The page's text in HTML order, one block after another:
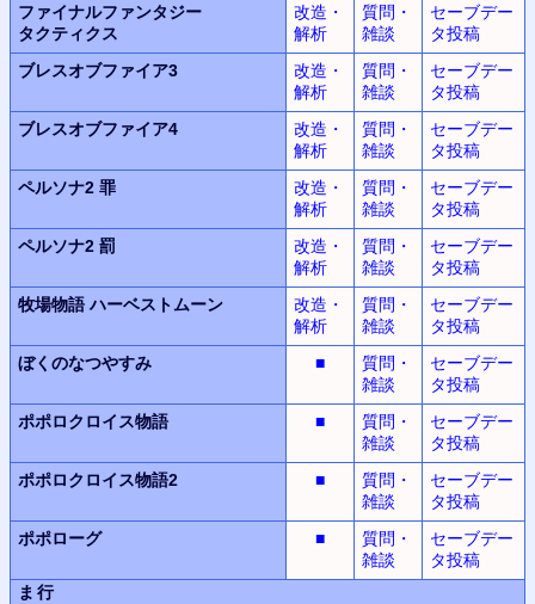
ファイナルファンタジー
タクティクス
改造・
解析
質問・
雑談
セーブデー
タ投稿
ブレスオブファイア3
改造・
解析
質問・
雑談
セーブデー
タ投稿
ブレスオブファイア4
改造・
解析
質問・
雑談
セーブデー
タ投稿
ペルソナ2 罪
改造・
解析
質問・
雑談
セーブデー
タ投稿
ペルソナ2 罰
改造・
解析
質問・
雑談
セーブデー
タ投稿
牧場物語ハーベストムーン
改造・
解析
質問・
雑談
セーブデー
タ投稿
ぼくのなつやすみ
■
質問・
雑談
セーブデー
タ投稿
ポポロクロイス物語
■
質問・
雑談
セーブデー
タ投稿
ポポロクロイス物語2
■
質問・
雑談
セーブデー
タ投稿
ポポローグ
■
質問・
雑談
セーブデー
タ投稿
ま行